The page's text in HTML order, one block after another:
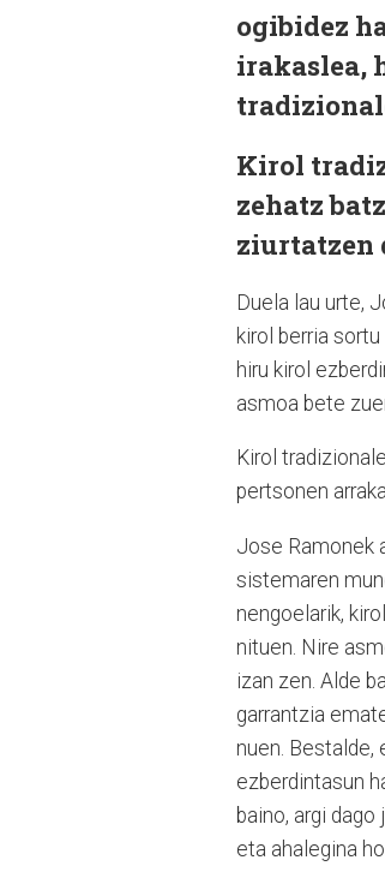
ogibidez
irakaslea,
Kirol
zehatz
ziurtatzen
Duela lau urte,
kirol berria
hiru kirol
asmoa bete
Kirol
pertsonen
Jose Ramonek
sistemaren
nengoelarik,
nituen. Nire
izan zen. Alde
garrantzia
nuen. Bestalde,
ezberdintasun
baino, argi
eta ahalegina